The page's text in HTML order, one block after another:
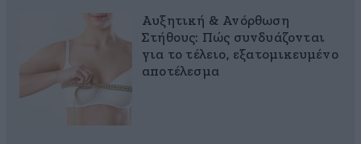
Αυξητική & Ανόρθωση
Στήθους: Πώς συνδυάζονται
για το τέλειο, εξατομικευμένο
αποτέλεσμα